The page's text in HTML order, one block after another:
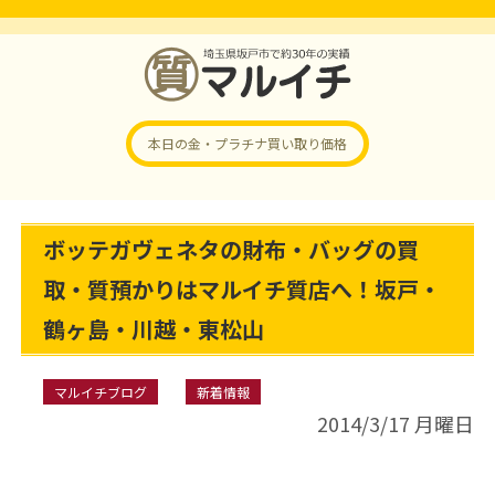
本日の金・プラチナ買い取り価格
ボッテガヴェネタの財布・バッグの買
取・質預かりはマルイチ質店へ！坂戸・
鶴ヶ島・川越・東松山
マルイチブログ 新着情報
2014/3/17 月曜日